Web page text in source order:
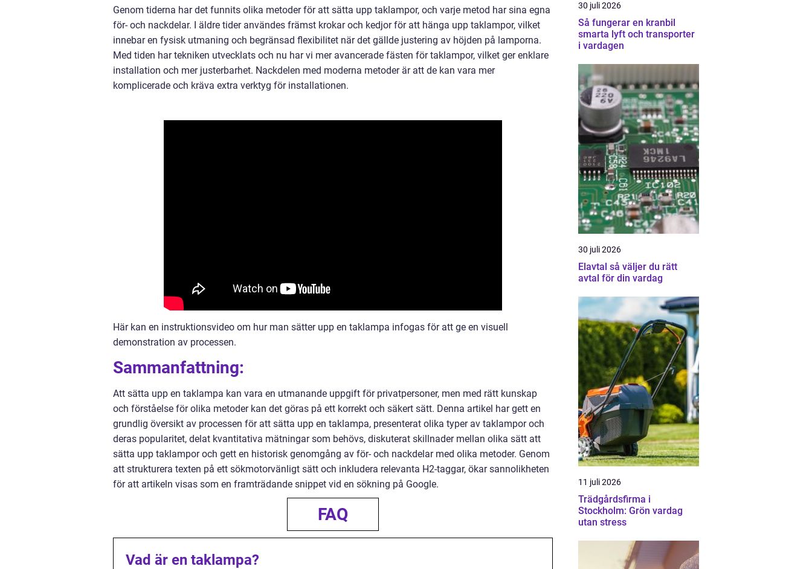
Genom tiderna har det funnits olika metoder för att sätta upp taklampor, och varje metod har sina egna
för- och nackdelar. I äldre tider användes främst krokar och kedjor för att hänga upp taklampor, vilket
innebar en fysisk utmaning och begränsad flexibilitet när det gällde justering av höjden på lamporna.
Med tiden har tekniken utvecklats och nu har vi mer avancerade fästen för taklampor, vilket ger enklare
installation och mer justerbarhet. Nackdelen med moderna metoder är att de kan vara mer
komplicerade och kräva extra verktyg för installationen.
Här kan en instruktionsvideo om hur man sätter upp en taklampa infogas för att ge en visuell
demonstration av processen.
Sammanfattning:
Att sätta upp en taklampa kan vara en utmanande uppgift för privatpersoner, men med rätt kunskap
och förståelse för olika metoder kan det göras på ett korrekt och säkert sätt. Denna artikel har gett en
grundlig översikt av processen för att sätta upp en taklampa, presenterat olika typer av taklampor och
deras popularitet, delat kvantitativa mätningar som behövs, diskuterat skillnader mellan olika sätt att
sätta upp taklampor och gett en historisk genomgång av för- och nackdelar med olika metoder. Genom
att strukturera texten på ett sökmotorvänligt sätt och inkludera relevanta H2-taggar, ökar sannolikheten
för att artikeln visas som en framträdande snippet vid en sökning på Google.
FAQ
Vad är en taklampa?
30 juli 2026
Så fungerar en kranbil
smarta lyft och transporter
i vardagen
30 juli 2026
Elavtal så väljer du rätt
avtal för din vardag
11 juli 2026
Trädgårdsfirma i
Stockholm: Grön vardag
utan stress